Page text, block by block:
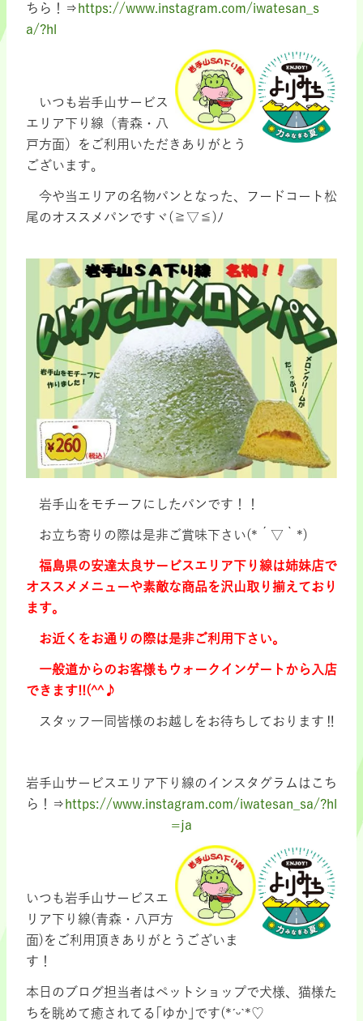
ちら！⇒ https://www.instagram.com/iwatesan_s
a/?hl
いつも岩手山サービス
エリア下り線（青森・八
戸方面）をご利用いただきありがとう
ございます。
今や当エリアの名物パンとなった、フードコート松
尾のオススメパンですヾ(≧▽≦)ﾉ
岩手山をモチーフにしたパンです！！
お立ち寄りの際は是非ご賞味下さい(*´▽｀*)
福島県の安達太良サービスエリア下り線は姉妹店で
オススメメニューや素敵な商品を沢山取り揃えており
ます。
お近くをお通りの際は是非ご利用下さい。
一般道からのお客様もウォークインゲートから入店
できます!!(^^♪
スタッフ一同皆様のお越しをお待ちしております‼
岩手山サービスエリア下り線のインスタグラムはこち
ら！⇒ https://www.instagram.com/iwatesan_sa/?hl
=ja
いつも岩手山サービスエ
リア下り線(青森・八戸方
面)をご利用頂きありがとうございま
す！
本日のブログ担当者はペットショップで犬様、猫様た
ちを眺めて癒されてる｢ゆか｣です(*ˊᵕˋ*♡